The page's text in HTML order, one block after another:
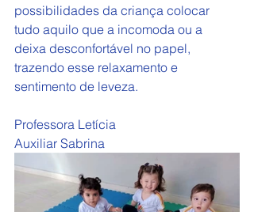
possibilidades da criança colocar
tudo aquilo que a incomoda ou a
deixa desconfortável no papel,
trazendo esse relaxamento e
sentimento de leveza.
Professora Letícia
Auxiliar Sabrina